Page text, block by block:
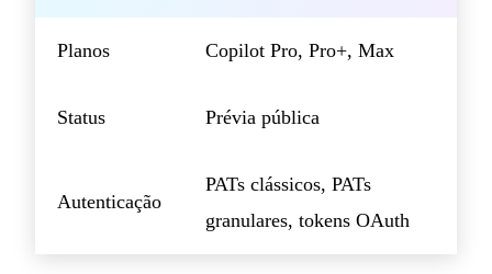
Planos Copilot Pro, Pro+, Max
Status Prévia pública
Autenticação
PATs clássicos, PATs
granulares, tokens OAuth